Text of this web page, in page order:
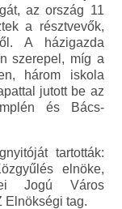
az ország 11
a résztvevők,
A házigazda
szerepel, míg a
három iskola
jutott be az
és Bács-
tartották:
elnöke,
Jogú Város
Elnökségi tag.